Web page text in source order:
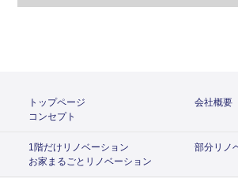
トップページ
会社概要
コンセプト
1階だけリノベーション
部分リノ
お家まるごとリノベーション